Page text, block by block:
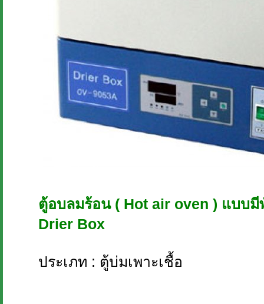
ตู้อบลมร้อน ( Hot air oven ) แบบมี
Drier Box
ประเภท : ตู้บ่มเพาะเชื้อ